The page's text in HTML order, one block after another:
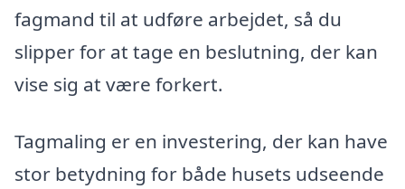
fagmand til at udføre arbejdet, så du
slipper for at tage en beslutning, der kan
vise sig at være forkert.
Tagmaling er en investering, der kan have
stor betydning for både husets udseende